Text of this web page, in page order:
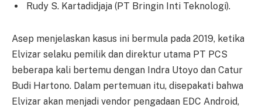
Rudy S. Kartadidjaja (PT Bringin Inti Teknologi).
Asep menjelaskan kasus ini bermula pada 2019, ketika
Elvizar selaku pemilik dan direktur utama PT PCS
beberapa kali bertemu dengan Indra Utoyo dan Catur
Budi Hartono. Dalam pertemuan itu, disepakati bahwa
Elvizar akan menjadi vendor pengadaan EDC Android,